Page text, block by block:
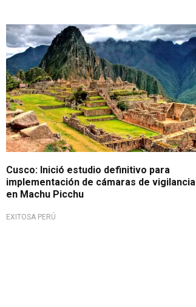
Fiesta del Inti Raymi
Cusco: Inició estudio definitivo para
implementación de cámaras de vigilancia
en Machu Picchu
EXITOSA PERÚ